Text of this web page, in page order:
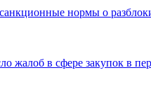
нормы о
жалоб в сфере закупок в